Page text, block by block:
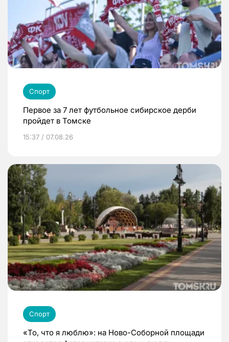
Спорт
Первое за 7 лет футбольное сибирское дерби
пройдет в Томске
15:37 / 07.08.26
Спорт
«То, что я люблю»: на Ново-Соборной площади